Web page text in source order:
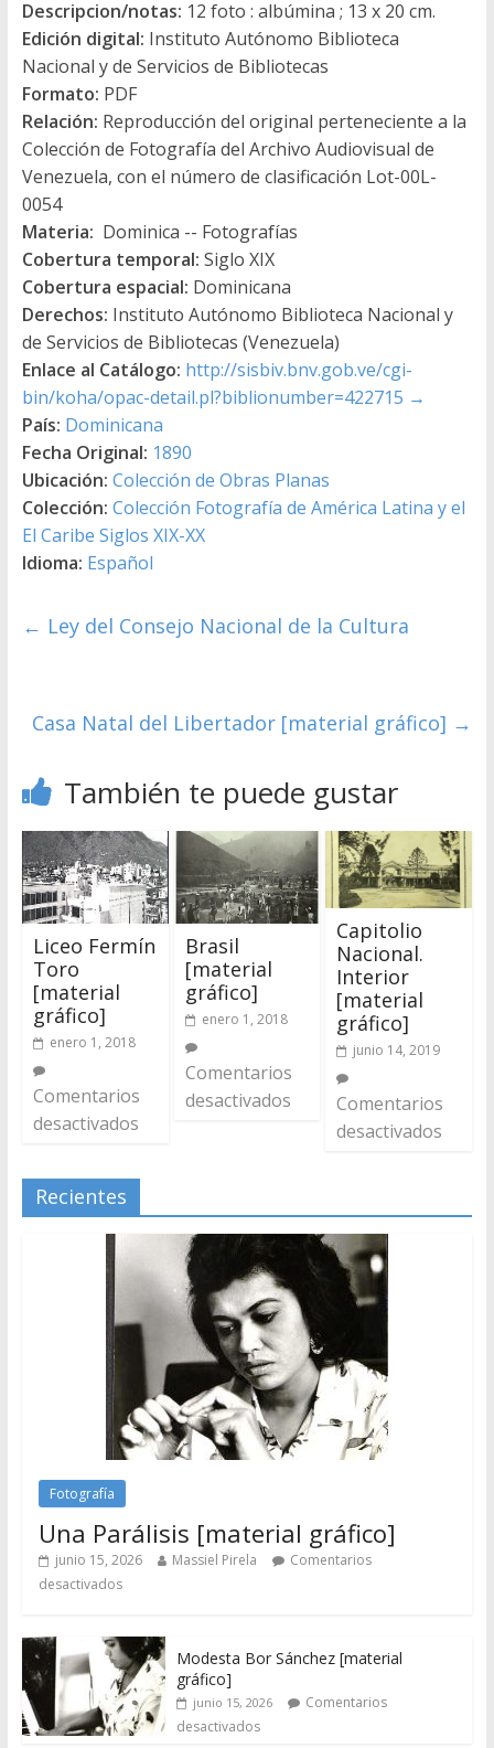
Descripcion/notas: 12 foto : albúmina ; 13 x 20 cm.
Edición digital: Instituto Autónomo Biblioteca
Nacional y de Servicios de Bibliotecas
Formato: PDF
Relación: Reproducción del original perteneciente a la
Colección de Fotografía del Archivo Audiovisual de
Venezuela, con el número de clasificación Lot-00L-
0054
Materia: Dominica -- Fotografías
Cobertura temporal: Siglo XIX
Cobertura espacial: Dominicana
Derechos: Instituto Autónomo Biblioteca Nacional y
de Servicios de Bibliotecas (Venezuela)
Enlace al Catálogo: http://sisbiv.bnv.gob.ve/cgi-
bin/koha/opac-detail.pl?biblionumber=422715 →
País: Dominicana
Fecha Original: 1890
Ubicación: Colección de Obras Planas
Colección: Colección Fotografía de América Latina y el
El Caribe Siglos XIX-XX
Idioma: Español
← Ley del Consejo Nacional de la Cultura
Casa Natal del Libertador [material gráfico] →
También te puede gustar
Liceo Fermín
Toro
[material
gráfico]
enero 1, 2018
Comentarios
desactivados
Brasil
[material
gráfico]
enero 1, 2018
Comentarios
desactivados
Capitolio
Nacional.
Interior
[material
gráfico]
junio 14, 2019
Comentarios
desactivados
Recientes
Fotografía
Una Parálisis [material gráfico]
junio 15, 2026 Massiel Pirela
Comentarios
desactivados
Modesta Bor Sánchez [material
gráfico]
junio 15, 2026
Comentarios
desactivados